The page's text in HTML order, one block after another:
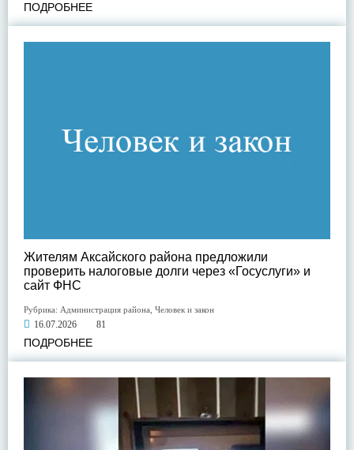
ПОДРОБНЕЕ
Жителям Аксайского района предложили
проверить налоговые долги через «Госуслуги» и
сайт ФНС
Рубрика: Администрация района Человек и закон
16.07.2026 81
ПОДРОБНЕЕ